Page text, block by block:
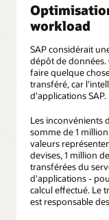
workload
SAP considérait
dépôt de
faire quelque
transféré, car
d'applications SAP.
Les inconvénients
somme de 1
valeurs
devises, 1 million
transférées du
d'applications -
calcul effectué. Le
est responsable